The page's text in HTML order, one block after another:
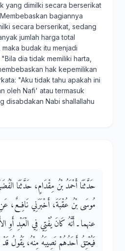
yang dimilki secara berserikat
bagiannya
secara berserikat, sedang
jumlah harga total
budak itu menjadi
dia tidak memiliki harta,
hak kepemilikan
"Aku tidak tahu apakah ini
oleh Nafi' atau termasuk
disabdakan Nabi shallallahu
حَدَّثَنَا أَحْمَدُ بْنُ مِقْدَامٍ، حَدَّثَنَا
مُوسَى بْنُ عُقْبَةَ، أَخْبَرَنِي نَافِعٌ،
عنهما ـ أَنَّهُ كَانَ يُفْتِي فِي الْعَبْدِ أَوِ
فَيُعْتِقُ أَحَدُهُمْ نَصِيبَهُ مِنْهُ، يَقُولُ